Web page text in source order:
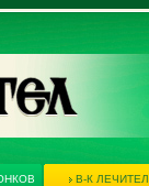
В-К ЛЕЧИТЕЛ